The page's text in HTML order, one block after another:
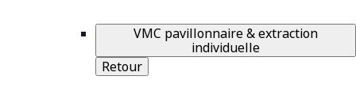
VMC pavillonnaire & extraction
individuelle
Retour